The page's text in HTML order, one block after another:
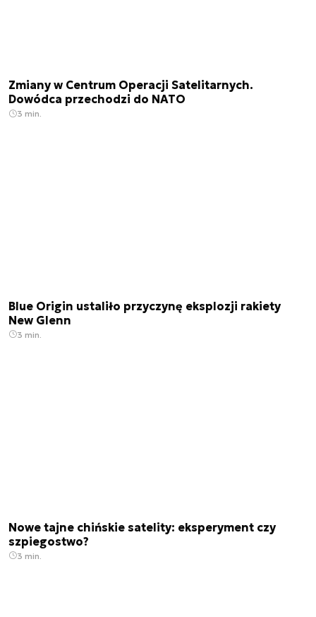
Zmiany w Centrum Operacji Satelitarnych.
Dowódca przechodzi do NATO
3 min.
Blue Origin ustaliło przyczynę eksplozji rakiety
New Glenn
3 min.
Nowe tajne chińskie satelity: eksperyment czy
szpiegostwo?
3 min.